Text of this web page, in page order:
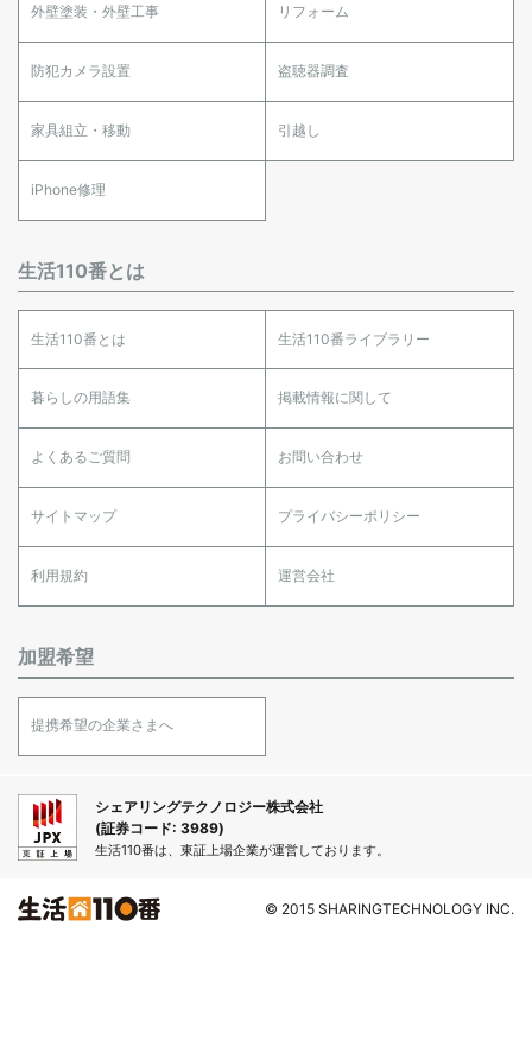
外壁塗装・外壁工事 リフォーム
防犯カメラ設置 盗聴器調査
家具組立・移動 引越し
iPhone修理
生活110番とは
生活110番とは 生活110番ライブラリー
暮らしの用語集 掲載情報に関して
よくあるご質問 お問い合わせ
サイトマップ プライバシーポリシー
利用規約 運営会社
加盟希望
提携希望の企業さまへ
シェアリングテクノロジー株式会社
(証券コード: 3989)
生活110番は、東証上場企業が運営しております。
© 2015 SHARINGTECHNOLOGY INC.